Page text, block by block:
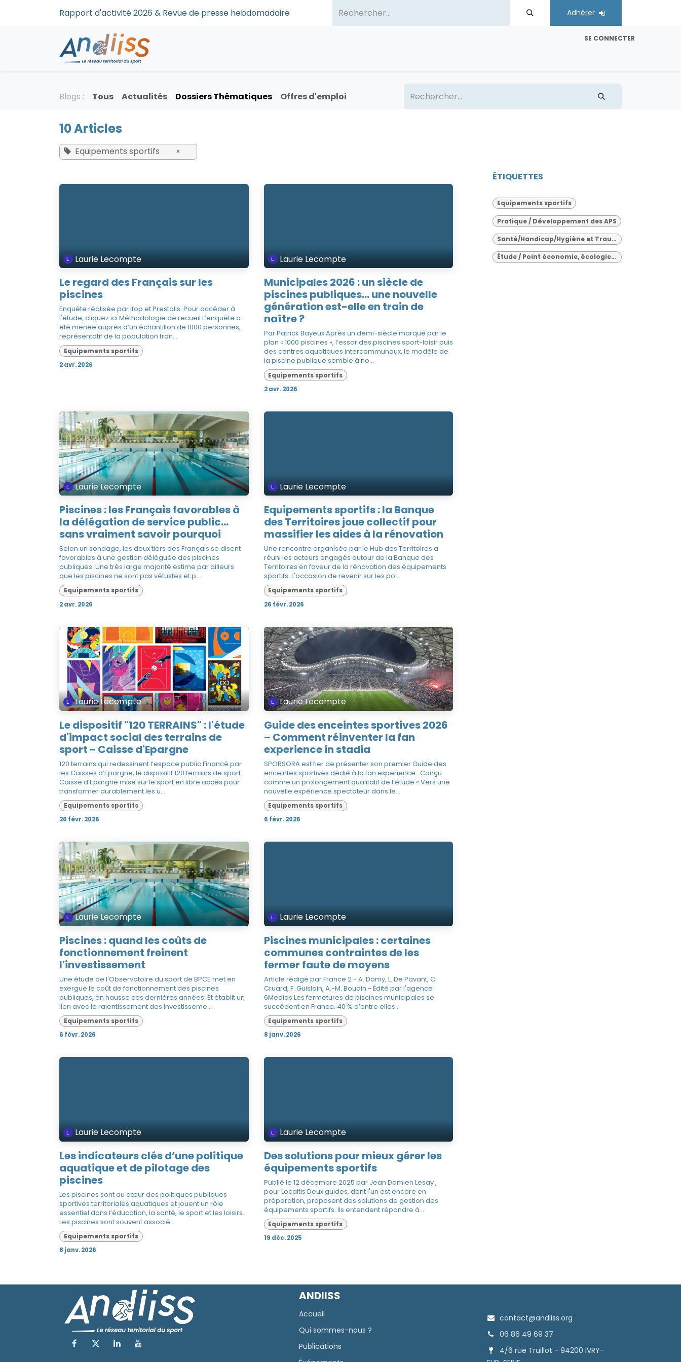
Rapport d'activité 2026 & Revue de presse hebdomadaire Adhérer
SE CONNECTER
Blogs : Tous Actualités Dossiers Thématiques Offres d'emploi
10 Articles
Equipements sportifs ×
Laurie Lecompte
Le regard des Français sur les
piscines
Enquête réalisée par Ifop et Prestalis. Pour accéder à
l'étude, cliquez ici Méthodologie de recueil L’enquête a
été menée auprès d’un échantillon de 1000 personnes,
représentatif de la population fran...
Equipements sportifs
2 avr. 2026
Laurie Lecompte
Municipal​es 2026 : un siècle de
piscines publiques… une nouvelle
génération est-elle en train de
naître ?
Par Patrick Bayeux Après un demi-siècle marqué par le
plan « 1000 piscines », l’essor des piscines sport-loisir puis
des centres aquatiques intercommunaux, le modèle de
la piscine publique semble à no...
Equipements sportifs
2 avr. 2026
Laurie Lecompte
Piscines : les Français favorables à
la délégation de service public...
sans vraiment savoir pourquoi
Selon un sondage, les deux tiers des Français se disent
favorables à une gestion déléguée des piscines
publiques. Une très large majorité estime par ailleurs
que les piscines ne sont pas vétustes et p...
Equipements sportifs
2 avr. 2026
Laurie Lecompte
Equipements sportifs : la Banque
des Territoires joue collectif pour
massifier les aides à la rénovation
Une rencontre organisée par le Hub des Territoires a
réuni les acteurs engagés autour de la Banque des
Territoires en faveur de la rénovation des équipements
sportifs. L'occasion de revenir sur les po...
Equipements sportifs
26 févr. 2026
Laurie Lecompte
Le dispositif "120 TERRAINS" : l'étude
d'impact social des terrains de
sport - Caisse d'Epargne
120 terrains qui redessinent l’espace public Financé par
les Caisses d’Epargne, le dispositif 120 terrains de sport
Caisse d’Epargne mise sur le sport en libre accès pour
transformer durablement les u...
Equipements sportifs
26 févr. 2026
Laurie Lecompte
Guide des enceintes sportives 2026
– Comment réinventer la fan
experience in stadia
SPORSORA est fier de présenter son premier Guide des
enceintes sportives dédié à la fan experience . Conçu
comme un prolongement qualitatif de l’étude « Vers une
nouvelle expérience spectateur dans le...
Equipements sportifs
6 févr. 2026
Laurie Lecompte
Piscines : quand les coûts de
fonctionnement freinent
l'investissement
Une étude de l'Observatoire du sport de BPCE met en
exergue le coût de fonctionnement des piscines
publiques, en hausse ces dernières années. Et établit un
lien avec le ralentissement des investisseme...
Equipements sportifs
6 févr. 2026
Laurie Lecompte
Piscines municipales : certaines
communes contraintes de les
fermer faute de moyens
Article rédigé par France 2 - A. Domy, L. De Pavant, C.
Cruard, F. Guislain, A.-M. Boudin - Édité par l'agence
6Medias Les fermetures de piscines municipales se
succèdent en France. 40 % d’entre elles...
Equipements sportifs
8 janv. 2026
Laurie Lecompte
Les indicateurs clés d’une politique
aquatique et de pilotage des
piscines
Les piscines sont au cœur des politiques publiques
sportives territoriales aquatiques et jouent un rôle
essentiel dans l’éducation, la santé, le sport et les loisirs.
Les piscines sont souvent associé...
Equipements sportifs
8 janv. 2026
Laurie Lecompte
Des solutions pour mieux gérer les
équipements sportifs
Publié le 12 décembre 2025 par Jean Damien Lesay ,
pour Localtis Deux guides, dont l'un est encore en
préparation, proposent des solutions de gestion des
équipements sportifs. Ils entendent répondre à...
Equipements sportifs
19 déc. 2025
ÉTIQUETTES
Equipements sportifs
Pratique / Développement des APS
Santé/Handicap/Hygiène et Traumatisme
Étude / Point économie, écologie, technique
contact@andiiss.org
06 86 49 69 37
4/6 rue Truillot - 94200 IVRY-
ANDIISS
Accueil
Qui sommes-nous ?
Publications